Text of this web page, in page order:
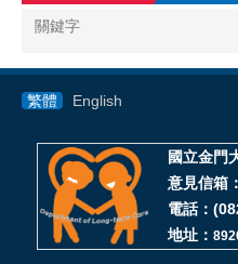
繁體 English
國立金門
意見信箱
電話：
地址：